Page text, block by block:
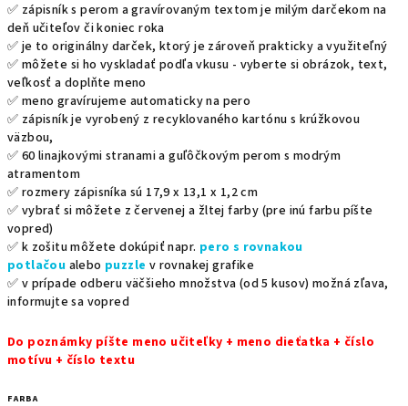
✅ zápisník s perom a gravírovaným textom je milým darčekom na
deň učiteľov či koniec roka
✅ je to originálny darček, ktorý je zároveň prakticky a využiteľný
✅ môžete si ho vyskladať podľa vkusu - vyberte si obrázok, text,
veľkosť a doplňte meno
✅ meno gravírujeme automaticky na pero
✅ zápisník je vyrobený z recyklovaného kartónu s krúžkovou
väzbou,
✅ 60 linajkovými stranami a guľôčkovým perom s modrým
atramentom
✅ rozmery zápisníka sú 17,9 x 13,1 x 1,2 cm
✅ vybrať si môžete z červenej a žltej farby (pre inú farbu píšte
vopred)
✅ k zošitu môžete dokúpiť napr. pero s rovnakou
potlačou alebo puzzle v rovnakej grafike
✅ v prípade odberu väčšieho množstva (od 5 kusov) možná zľava,
informujte sa vopred
Do poznámky píšte meno učiteľky + meno dieťatka + číslo
motívu + číslo textu
FARBA